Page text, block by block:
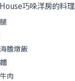
巧哚洋房的料理
膽燉飯
肉